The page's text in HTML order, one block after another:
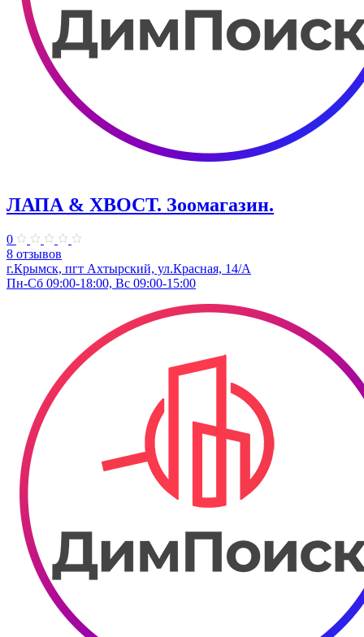
ЛАПА & ХВОСТ. Зоомагазин.
0
8 отзывов
г.Крымск, пгт Ахтырский, ул.Красная, 14/А
Пн-Сб 09:00-18:00, Вс 09:00-15:00